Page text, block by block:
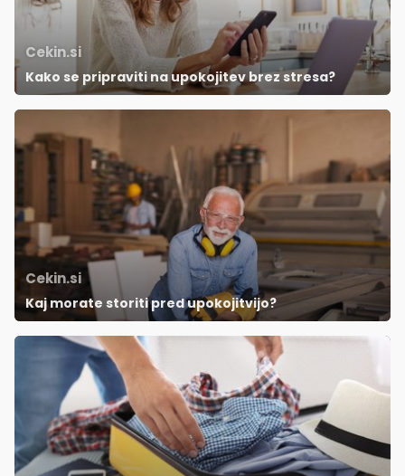
Cekin.si
Kako se pripraviti na upokojitev brez stresa?
Cekin.si
Kaj morate storiti pred upokojitvijo?